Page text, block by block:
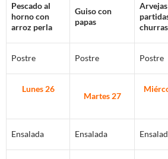
Pescado al
horno con
arroz perla
Guiso con
papas
Arvejas
Postre Postre Postre
Lunes 26
Martes 27
Ensalada Ensalada